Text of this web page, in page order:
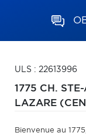
ULS : 22613996
1775 CH. STE-
LAZARE
Bienvenue au